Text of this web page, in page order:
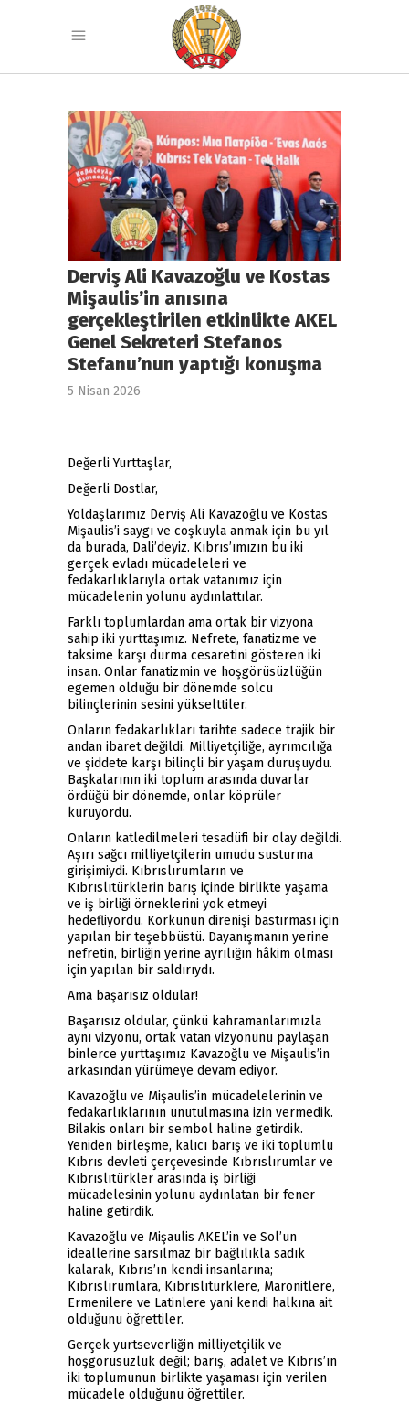
Derviş Ali Kavazoğlu ve Kostas
Mişaulis’in anısına
gerçekleştirilen etkinlikte AKEL
Genel Sekreteri Stefanos
Stefanu’nun yaptığı konuşma
5 Nisan 2026
Değerli Yurttaşlar,
Değerli Dostlar,
Yoldaşlarımız Derviş Ali Kavazoğlu ve Kostas
Mişaulis’i saygı ve coşkuyla anmak için bu yıl
da burada, Dali’deyiz. Kıbrıs’ımızın bu iki
gerçek evladı mücadeleleri ve
fedakarlıklarıyla ortak vatanımız için
mücadelenin yolunu aydınlattılar.
Farklı toplumlardan ama ortak bir vizyona
sahip iki yurttaşımız. Nefrete, fanatizme ve
taksime karşı durma cesaretini gösteren iki
insan. Onlar fanatizmin ve hoşgörüsüzlüğün
egemen olduğu bir dönemde solcu
bilinçlerinin sesini yükselttiler.
Onların fedakarlıkları tarihte sadece trajik bir
andan ibaret değildi. Milliyetçiliğe, ayrımcılığa
ve şiddete karşı bilinçli bir yaşam duruşuydu.
Başkalarının iki toplum arasında duvarlar
ördüğü bir dönemde, onlar köprüler
kuruyordu.
Onların katledilmeleri tesadüfi bir olay değildi.
Aşırı sağcı milliyetçilerin umudu susturma
girişimiydi. Kıbrıslırumların ve
Kıbrıslıtürklerin barış içinde birlikte yaşama
ve iş birliği örneklerini yok etmeyi
hedefliyordu. Korkunun direnişi bastırması için
yapılan bir teşebbüstü. Dayanışmanın yerine
nefretin, birliğin yerine ayrılığın hâkim olması
için yapılan bir saldırıydı.
Ama başarısız oldular!
Başarısız oldular, çünkü kahramanlarımızla
aynı vizyonu, ortak vatan vizyonunu paylaşan
binlerce yurttaşımız Kavazoğlu ve Mişaulis’in
arkasından yürümeye devam ediyor.
Kavazoğlu ve Mişaulis’in mücadelelerinin ve
fedakarlıklarının unutulmasına izin vermedik.
Bilakis onları bir sembol haline getirdik.
Yeniden birleşme, kalıcı barış ve iki toplumlu
Kıbrıs devleti çerçevesinde Kıbrıslırumlar ve
Kıbrıslıtürkler arasında iş birliği
mücadelesinin yolunu aydınlatan bir fener
haline getirdik.
Kavazoğlu ve Mişaulis AKEL’in ve Sol’un
ideallerine sarsılmaz bir bağlılıkla sadık
kalarak, Kıbrıs’ın kendi insanlarına;
Kıbrıslırumlara, Kıbrıslıtürklere, Maronitlere,
Ermenilere ve Latinlere yani kendi halkına ait
olduğunu öğrettiler.
Gerçek yurtseverliğin milliyetçilik ve
hoşgörüsüzlük değil; barış, adalet ve Kıbrıs’ın
iki toplumunun birlikte yaşaması için verilen
mücadele olduğunu öğrettiler.